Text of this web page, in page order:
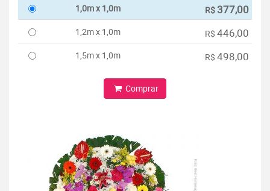
1,0m x 1,0m
R$ 377,00
1,2m x 1,0m R$ 446,00
1,5m x 1,0m R$ 498,00
Comprar